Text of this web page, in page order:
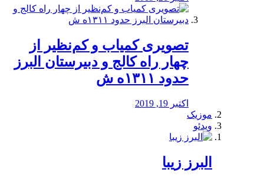
️تصویری کمیاب و کم‌نظیر از
چهار راه كالج و دبيرستان البرز
حدود ۱۳۱۱ه ش
اکتبر 19, 2019
موزیک
ویدئو
البرز زیبا